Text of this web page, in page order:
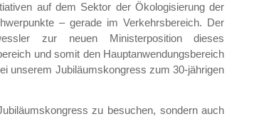
auf dem Sektor der Ökologisierung der
– gerade im Verkehrsbereich. Der
zur neuen Ministerposition dieses
und somit den Hauptanwendungsbereich
unserem Jubiläumskongress zum 30-jährigen
zu besuchen, sondern auch